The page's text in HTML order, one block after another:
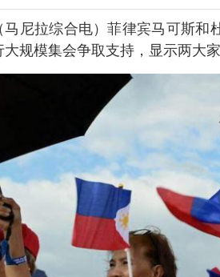
马尼拉综合电）菲律宾马可斯
大规模集会争取支持，显示两大